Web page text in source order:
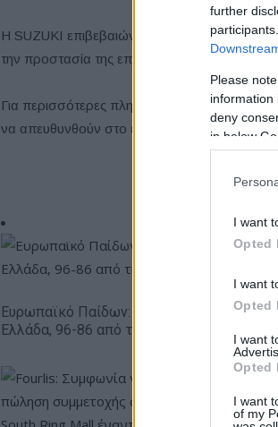
further
Please
information
deny
in below
I want
Opted
I want
Opted
I want
Opted
I want
of my
Η SUZUKI επιβεβαιώνει για ακόμα μία φορά
την προστασία της επένδυσης των πελατών
Για περισσότερες πληροφορίες σχετικά με
να απευθυνθούν στο επίσημο δίκτυο
Ευρωπαϊκό Παίδων: Λύγισε στην
Ελλάδα, 96-86 από την Ισπανία (pics)